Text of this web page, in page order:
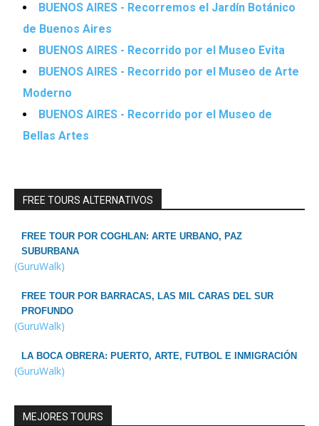
BUENOS AIRES - Recorremos el Jardín Botánico
de Buenos Aires
BUENOS AIRES - Recorrido por el Museo Evita
BUENOS AIRES - Recorrido por el Museo de Arte
Moderno
BUENOS AIRES - Recorrido por el Museo de
Bellas Artes
FREE TOURS ALTERNATIVOS
FREE TOUR POR COGHLAN: ARTE URBANO, PAZ
SUBURBANA
(GuruWalk)
FREE TOUR POR BARRACAS, LAS MIL CARAS DEL SUR
PROFUNDO
(GuruWalk)
LA BOCA OBRERA: PUERTO, ARTE, FUTBOL E INMIGRACIÓN
(GuruWalk)
MEJORES TOURS